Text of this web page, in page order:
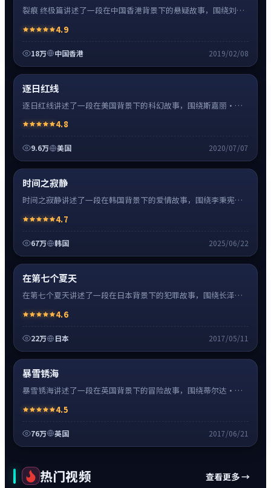
裂痕 终极篇讲述了一段在中国香港背景下的悬疑故事，围绕刘德
凑、情绪克制。
4.9
18万 中国香港 2019/02/08
高清
逐日红线
逐日红线讲述了一段在美国背景下的科幻故事，围绕斯嘉丽·约
紧凑、情绪克制。
4.8
9.6万 美国 2020/07/07
超清4K
时间之寂静
时间之寂静讲述了一段在韩国背景下的爱情故事，围绕李秉宪饰
情绪克制。4.7
67万 韩国 2025/06/22
超清4K
在第七个夏天
在第七个夏天讲述了一段在日本背景下的犯罪故事，围绕长泽雅
凑、情绪克制。
4.6
22万 日本 2017/05/11
超清4K
暴雪锈海
暴雪锈海讲述了一段在英国背景下的冒险故事，围绕蒂尔达·斯
紧凑、情绪克制。
4.5
76万 英国 2017/06/21
热门视频 查看更多 →